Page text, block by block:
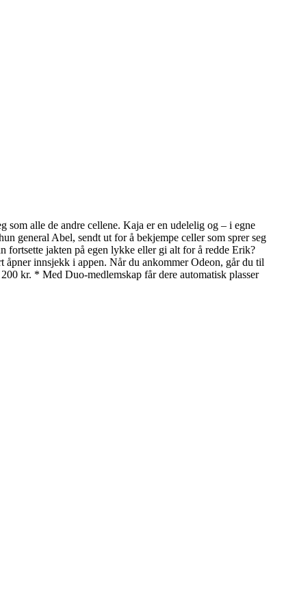
alle de andre cellene. Kaja er en udelelig og – i egne
general Abel, sendt ut for å bekjempe celler som sprer seg
jakten på egen lykke eller gi alt for å redde Erik?
innsjekk i appen. Når du ankommer Odeon, går du til
kr. * Med Duo-medlemskap får dere automatisk plasser